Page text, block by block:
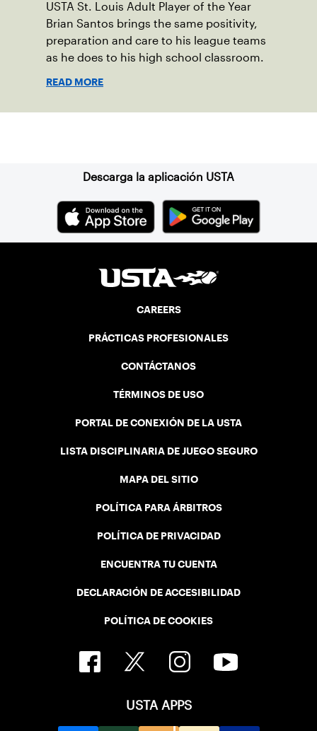
USTA St. Louis Adult Player of the Year
Brian Santos brings the same positivity,
preparation and care to his league teams
as he does to his high school classroom.
READ MORE
Descarga la aplicación USTA
CAREERS
PRÁCTICAS PROFESIONALES
CONTÁCTANOS
TÉRMINOS DE USO
PORTAL DE CONEXIÓN DE LA USTA
LISTA DISCIPLINARIA DE JUEGO SEGURO
MAPA DEL SITIO
POLÍTICA PARA ÁRBITROS
POLÍTICA DE PRIVACIDAD
ENCUENTRA TU CUENTA
DECLARACIÓN DE ACCESIBILIDAD
POLÍTICA DE COOKIES
USTA APPS